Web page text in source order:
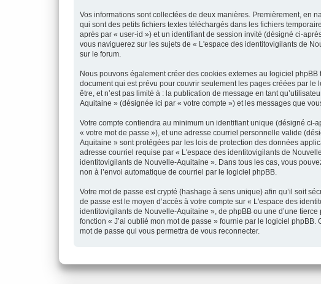
Vos informations sont collectées de deux manières. Premièrement, en
qui sont des petits fichiers textes téléchargés dans les fichiers
après par « user-id ») et un identifiant de session invité (désigné ci-
vous naviguerez sur les sujets de « L'espace des identitovigilants de
sur le forum.
Nous pouvons également créer des cookies externes au logiciel
document qui est prévu pour couvrir seulement les pages créées par
être, et n’est pas limité à : la publication de message en tant
Aquitaine » (désignée ici par « votre compte ») et les messages que
Votre compte contiendra au minimum un identifiant unique (désigné ci-
« votre mot de passe »), et une adresse courriel personnelle valide
Aquitaine » sont protégées par les lois de protection des données
adresse courriel requise par « L'espace des identitovigilants de
identitovigilants de Nouvelle-Aquitaine ». Dans tous les cas, vous
non à l’envoi automatique de courriel par le logiciel phpBB.
Votre mot de passe est crypté (hashage à sens unique) afin qu’il soit
de passe est le moyen d’accès à votre compte sur « L'espace des
identitovigilants de Nouvelle-Aquitaine », de phpBB ou une d’une
fonction « J’ai oublié mon mot de passe » fournie par le logiciel
mot de passe qui vous permettra de vous reconnecter.